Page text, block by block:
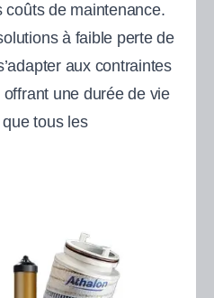
coûts de maintenance.
à faible perte de
aux contraintes
offrant une durée de vie
tous les